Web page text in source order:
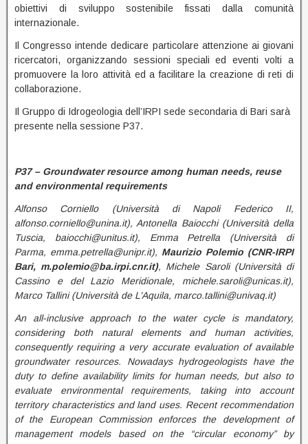
obiettivi di sviluppo sostenibile fissati dalla comunità
internazionale.
Il Congresso intende dedicare particolare attenzione ai giovani
ricercatori, organizzando sessioni speciali ed eventi volti a
promuovere la loro attività ed a facilitare la creazione di reti di
collaborazione.
Il Gruppo di Idrogeologia dell’IRPI sede secondaria di Bari sarà
presente nella sessione P37.
P37 – Groundwater resource among human needs, reuse
and environmental requirements
Alfonso Corniello (Università di Napoli Federico II,
alfonso.corniello@unina.it), Antonella Baiocchi (Università della
Tuscia, baiocchi@unitus.it), Emma Petrella (Università di
Parma, emma.petrella@unipr.it), Maurizio Polemio (CNR-IRPI
Bari, m.polemio@ba.irpi.cnr.it), Michele Saroli (Università di
Cassino e del Lazio Meridionale, michele.saroli@unicas.it),
Marco Tallini (Università de L’Aquila, marco.tallini@univaq.it)
An all-inclusive approach to the water cycle is mandatory,
considering both natural elements and human activities,
consequently requiring a very accurate evaluation of available
groundwater resources. Nowadays hydrogeologists have the
duty to define availability limits for human needs, but also to
evaluate environmental requirements, taking into account
territory characteristics and land uses. Recent recommendation
of the European Commission enforces the development of
management models based on the “circular economy” by